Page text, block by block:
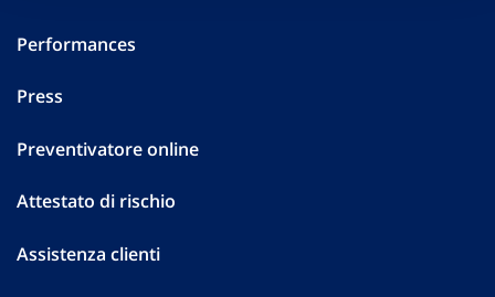
Performances
Press
Preventivatore online
Attestato di rischio
Assistenza clienti